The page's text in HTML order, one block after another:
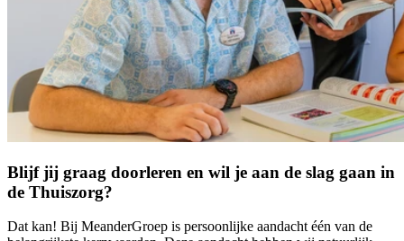
Blijf jij graag doorleren en wil je aan de slag gaan in
de Thuiszorg?
Dat kan! Bij MeanderGroep is persoonlijke aandacht één van de